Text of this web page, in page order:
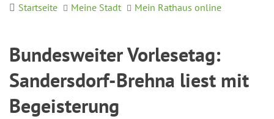
Startseite Meine Stadt Mein Rathaus online
Bundesweiter Vorlesetag:
Sandersdorf-Brehna liest mit
Begeisterung